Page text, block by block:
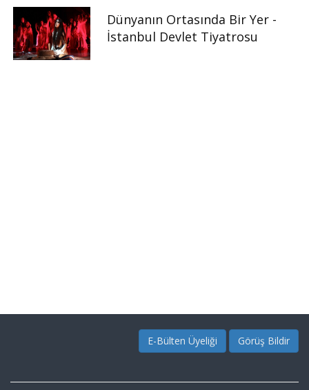
Dünyanın Ortasında Bir Yer -
İstanbul Devlet Tiyatrosu
E-Bülten Üyeliği Görüş Bildir